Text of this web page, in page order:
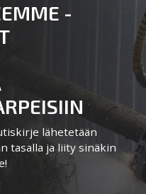
-
lähetetään
tasalla ja liity sinäkin